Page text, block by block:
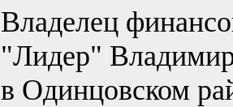
Владелец
"Лидер"
в Одинцовском